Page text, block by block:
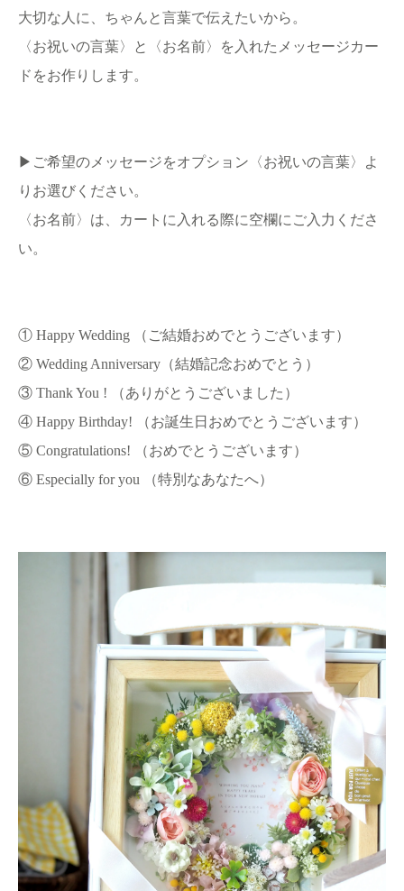
大切な人に、ちゃんと言葉で伝えたいから。
〈お祝いの言葉〉と〈お名前〉を入れたメッセージカー
ドをお作りします。
▶︎ご希望のメッセージをオプション〈お祝いの言葉〉よ
りお選びください。
〈お名前〉は、カートに入れる際に空欄にご入力くださ
い。
① Happy Wedding （ご結婚おめでとうございます）
② Wedding Anniversary（結婚記念おめでとう）
③ Thank You ! （ありがとうございました）
④ Happy Birthday! （お誕生日おめでとうございます）
⑤ Congratulations! （おめでとうございます）
⑥ Especially for you （特別なあなたへ）